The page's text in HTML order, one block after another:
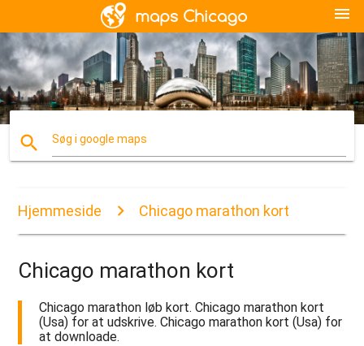
menu
search Søg i google maps
Hjemmeside Chicago marathon kort
Chicago marathon kort
Chicago marathon løb kort. Chicago marathon kort
(Usa) for at udskrive. Chicago marathon kort (Usa) for
at downloade.